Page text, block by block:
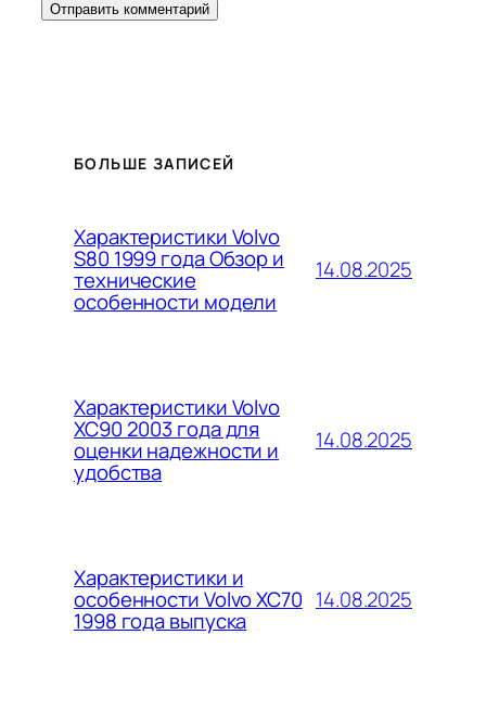
БОЛЬШЕ ЗАПИСЕЙ
Характеристики Volvo
S80 1999 года Обзор и
технические
особенности модели
14.08.2025
Характеристики Volvo
XC90 2003 года для
оценки надежности и
удобства
14.08.2025
Характеристики и
особенности Volvo XC70
1998 года выпуска
14.08.2025